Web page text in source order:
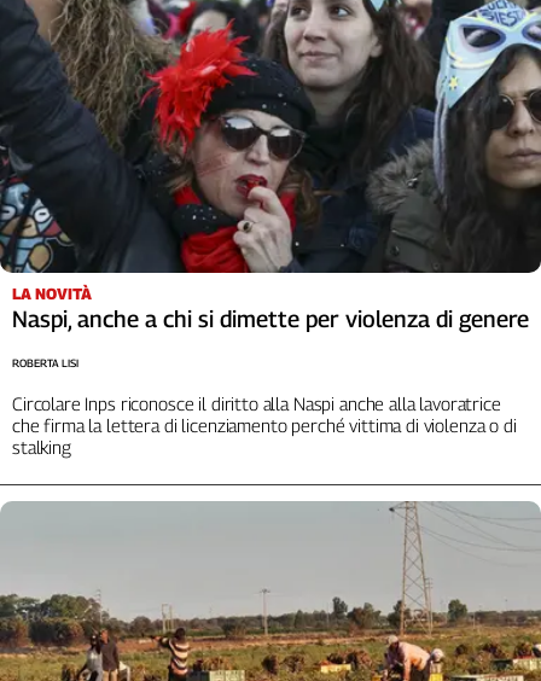
LA NOVITÀ
Naspi, anche a chi si dimette per violenza di genere
Circolare Inps riconosce il diritto alla Naspi anche alla lavoratrice
che firma la lettera di licenziamento perché vittima di violenza o di
stalking
ROBERTA LISI